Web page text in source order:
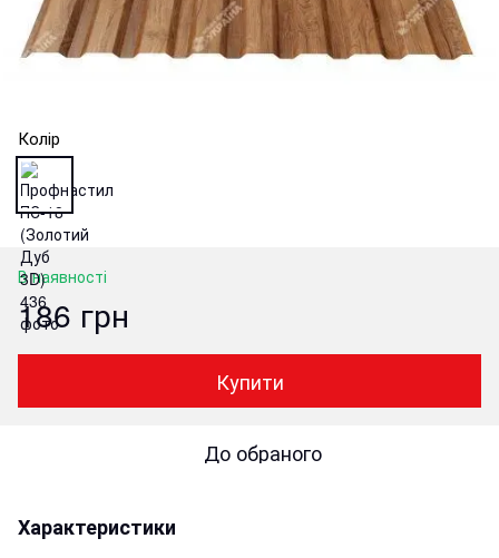
Колір
В наявності
186 грн
Купити
До обраного
Характеристики